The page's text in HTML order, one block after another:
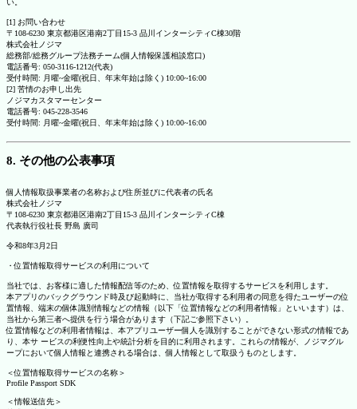
い。
[1] お問い合わせ
〒108-6230 東京都港区港南2丁目15-3 品川インターシティC棟30階
株式会社ノジマ
総務部/総務グループ法務チーム(個人情報保護相談窓口)
電話番号: 050-3116-1212(代表)
受付時間: 月曜~金曜(祝日、年末年始は除く) 10:00~16:00
[2] 苦情のお申し出先
ノジマカスタマーセンター
電話番号: 045-228-3546
受付時間: 月曜~金曜(祝日、年末年始は除く) 10:00~16:00
8. その他の公表事項
個人情報取扱事業者の名称および住所並びに代表者の氏名
株式会社ノジマ
〒108-6230 東京都港区港南2丁目15-3 品川インターシティC棟
代表執行役社長 野島 廣司
令和8年3月2日
・位置情報取得サービスの利用について
当社では、お客様に適した情報配信等のため、位置情報を取得するサービスを利用します。
本アプリのバックグラウンド時及び起動時に、当社が取得する利用者の同意を得たユーザーの位
置情報、端末の個体識別情報などの情報（以下「位置情報などの利用者情報」といいます）は、
当社から第三者へ提供を行う場合があります（下記ご参照下さい）。
位置情報などの利用者情報は、本アプリユーザー個人を識別することができない形式の情報であ
り、本サ ービスの利便性向上や統計分析を目的に利用されます。これらの情報が、ノジマグル
ープにおいて個人情報と連携される場合は、個人情報として取扱うものとします。
＜位置情報取得サービスの名称＞
Profile Passport SDK
＜情報送信先＞